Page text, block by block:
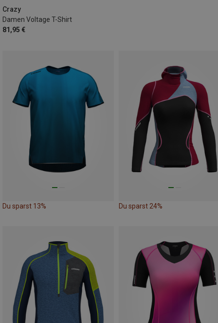
Crazy
Damen Voltage T-Shirt
81,95 €
Du sparst 13% Du sparst 24%